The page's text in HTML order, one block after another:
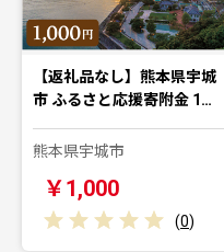
【返礼品なし】熊本県宇城
市 ふるさと応援寄附金 1…
熊本県宇城市
￥1,000
(0)